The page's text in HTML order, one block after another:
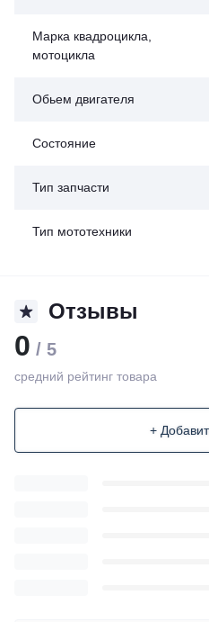
Марка квадроцикла,
мотоцикла
Обьем двигателя
Состояние
Тип запчасти
Тип мототехники
Отзывы
0 / 5
средний рейтинг товара
+